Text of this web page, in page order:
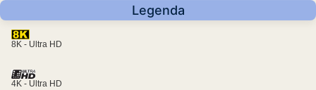
Legenda
8K - Ultra HD
4K - Ultra HD